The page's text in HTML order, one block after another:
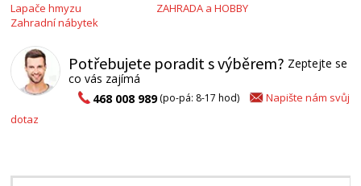
Lapače hmyzu
Zahradní nábytek
ZAHRADA a HOBBY
Potřebujete poradit s výběrem? Zeptejte se
co vás zajímá
468 008 989(po-pá: 8-17 hod)
Napište nám svůj
dotaz